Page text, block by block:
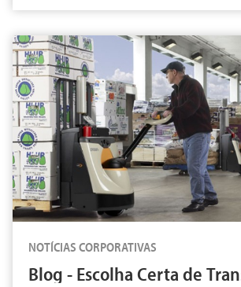
NOTÍCIAS CORPORATIVAS
Blog - Escolha Certa de